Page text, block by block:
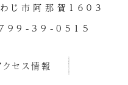
じ市阿那賀１６０３
39-0515
クセス情報